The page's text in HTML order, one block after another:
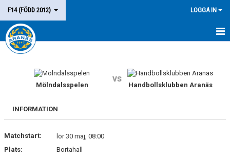
F14 (FÖDD 2012) LOGGA IN
HEM
MATCHER
KONTAKT
Mölndalsspelen
vs
Handbollsklubben Aranäs
INFORMATION
Matchstart:
lör 30 maj, 08:00
Plats:
Bortahall